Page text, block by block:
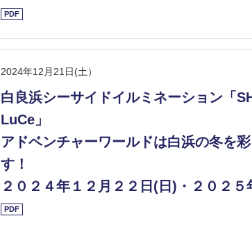
PDF
2024年12月21日(土）
白良浜シーサイドイルミネーション「
LuCe」
アドベンチャーワールドは白浜の冬を
す！
２０２４年１２月２２日(日)・２０２
PDF